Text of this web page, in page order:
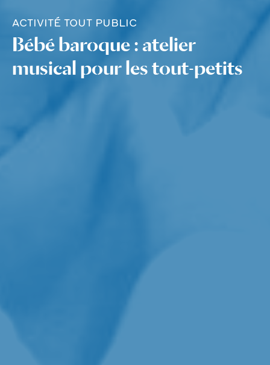
ACTIVITÉ TOUT PUBLIC
Bébé baroque : atelier
musical pour les tout-petits